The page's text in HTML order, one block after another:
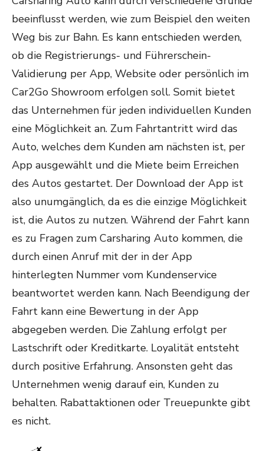
beeinflusst werden, wie zum Beispiel den weiten
Weg bis zur Bahn. Es kann entschieden werden,
ob die Registrierungs- und Führerschein-
Validierung per App, Website oder persönlich im
Car2Go Showroom erfolgen soll. Somit bietet
das Unternehmen für jeden individuellen Kunden
eine Möglichkeit an. Zum Fahrtantritt wird das
Auto, welches dem Kunden am nächsten ist, per
App ausgewählt und die Miete beim Erreichen
des Autos gestartet. Der Download der App ist
also unumgänglich, da es die einzige Möglichkeit
ist, die Autos zu nutzen. Während der Fahrt kann
es zu Fragen zum Carsharing Auto kommen, die
durch einen Anruf mit der in der App
hinterlegten Nummer vom Kundenservice
beantwortet werden kann. Nach Beendigung der
Fahrt kann eine Bewertung in der App
abgegeben werden. Die Zahlung erfolgt per
Lastschrift oder Kreditkarte. Loyalität entsteht
durch positive Erfahrung. Ansonsten geht das
Unternehmen wenig darauf ein, Kunden zu
behalten. Rabattaktionen oder Treuepunkte gibt
es nicht.